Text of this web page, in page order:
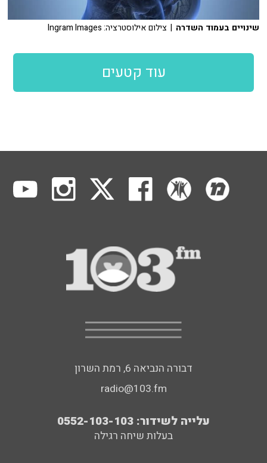
שינויים בעמוד השדרה | צילום אילוסטרציה: Ingram Images
עוד קטעים
דבורה הנביאה 6, רמת השרון
radio@103.fm
עלייה לשידור: 0552-103-103
בעלות שיחה רגילה